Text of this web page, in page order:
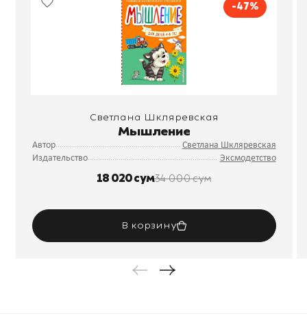
-47%
Светлана Шкляревская
Мышление
Автор
Светлана Шкляревская
Издательство
Эксмодетство
18 020 сум34 000 сум
В корзину